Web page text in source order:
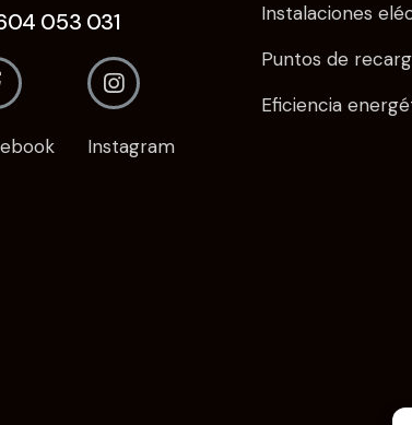
053 031
Instagram
Instalaciones
Puntos de
Eficiencia